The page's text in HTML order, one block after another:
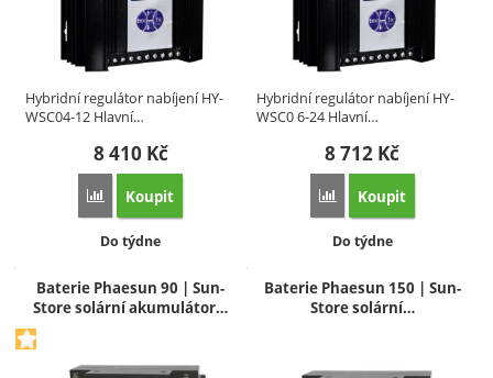
Hybridní regulátor nabíjení HY-
WSC04-12 Hlavní…
8 410 Kč
Přidat 'Phaesun 400 | Solární a větrný regulátor nabíjení
Koupit
Dostupnost:
Do týdne
Hybridní regulátor nabíjení HY-
WSC0 6-24 Hlavní…
8 712 Kč
Přidat 'Phaesun 600 |
Koupit
Dostupnost:
Do týdne
Baterie Phaesun 90 | Sun-
Store solární akumulátor…
Baterie Phaesun 150 | Sun-
Store solární…